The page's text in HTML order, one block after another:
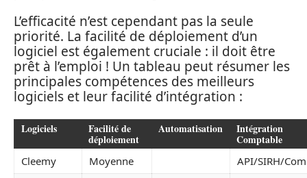
L’efficacité n’est cependant pas la seule
priorité. La facilité de déploiement d’un
logiciel est également cruciale : il doit être
prêt à l’emploi ! Un tableau peut résumer les
principales compétences des meilleurs
logiciels et leur facilité d’intégration :
Logiciels Facilité de
déploiement
Automatisation Intégration
Comptable
Cleemy Moyenne
API/SIRH/